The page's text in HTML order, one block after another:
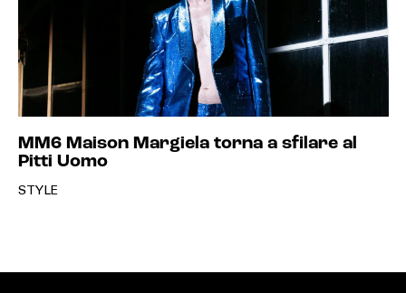
MM6 Maison Margiela torna a sfilare al
Pitti Uomo
STYLE